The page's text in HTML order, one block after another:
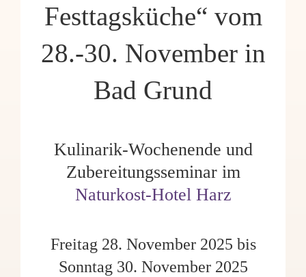
Festtagsküche“ vom
28.-30. November in
Bad Grund
Kulinarik-Wochenende und
Zubereitungsseminar im
Naturkost-Hotel Harz
Freitag 28. November 2025 bis
Sonntag 30. November 2025